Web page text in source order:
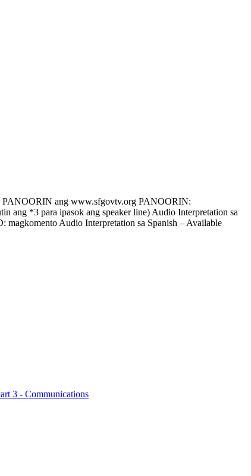
ang www.sfgovtv.org PANOORIN:
*3 para ipasok ang speaker line) Audio Interpretation sa
Audio Interpretation sa Spanish – Available
3 - Communications